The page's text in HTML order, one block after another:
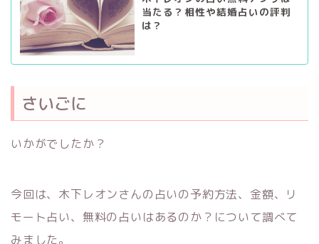
当たる？相性や結婚占いの評判
は？
さいごに
いかがでしたか？
今回は、木下レオンさんの占いの予約方法、金額、リ
モート占い、無料の占いはあるのか？について調べて
みました。